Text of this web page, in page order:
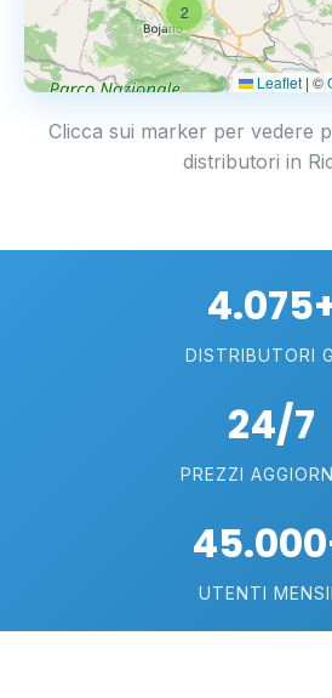
2
Leaflet | ©
Clicca sui marker per vedere
distributori in
DISTRIBUTORI
24/7
PREZZI
UTENTI